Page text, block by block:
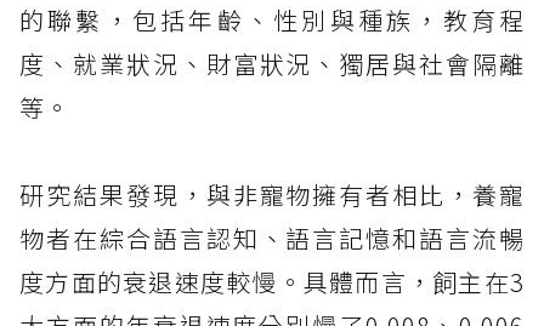
的聯繫，包括年齡、性別與種族，教育程
度、就業狀況、財富狀況、獨居與社會隔離
等。
研究結果發現，與非寵物擁有者相比，養寵
物者在綜合語言認知、語言記憶和語言流暢
度方面的衰退速度較慢。具體而言，飼主在3